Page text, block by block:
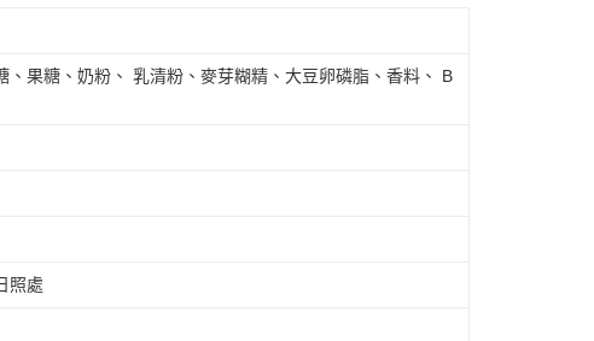
果糖、奶粉、 乳清粉、麥芽糊精、大豆卵磷脂、香料、 B
照處